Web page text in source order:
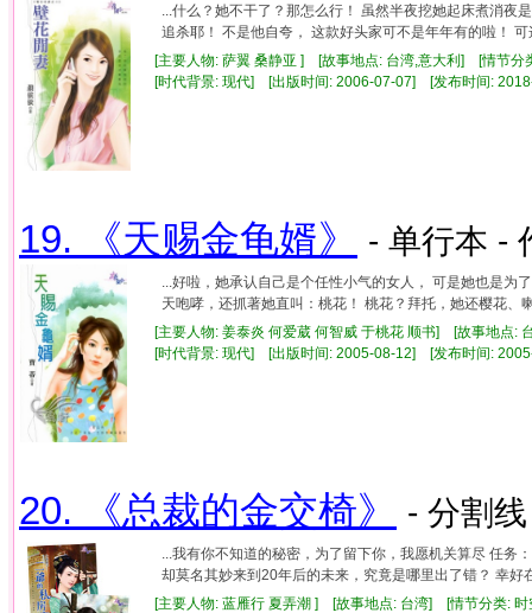
...什么？她不干了？那怎么行！ 虽然半夜挖她起床煮消
追杀耶！ 不是他自夸， 这款好头家可不是年年有的啦！ 可
[主要人物: 萨翼 桑静亚 ] [故事地点: 台湾,意大利] [情节分
[时代背景: 现代] [出版时间: 2006-07-07] [发布时间:
19. 《天赐金龟婿》 - 单行本 -
...好啦，她承认自己是个任性小气的女人， 可是她也是
天咆哮，还抓著她直叫：桃花！ 桃花？拜托，她还樱花、
[主要人物: 姜泰炎 何爱葳 何智威 于桃花 顺书] [故事地点:
[时代背景: 现代] [出版时间: 2005-08-12] [发布时间:
20. 《总裁的金交椅》 - 分割
...我有你不知道的秘密，为了留下你，我愿机关算尽 任
却莫名其妙来到20年后的未来，究竟是哪里出了错？ 幸好
[主要人物: 蓝雁行 夏弄潮 ] [故事地点: 台湾] [情节分类: 时